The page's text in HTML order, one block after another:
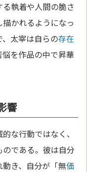
る執着や人間の脆さ
かれるようになっ
太宰は自らの存在
を作品の中で昇華
響
な行動ではなく、
である。彼は自分
き、自分が「無価